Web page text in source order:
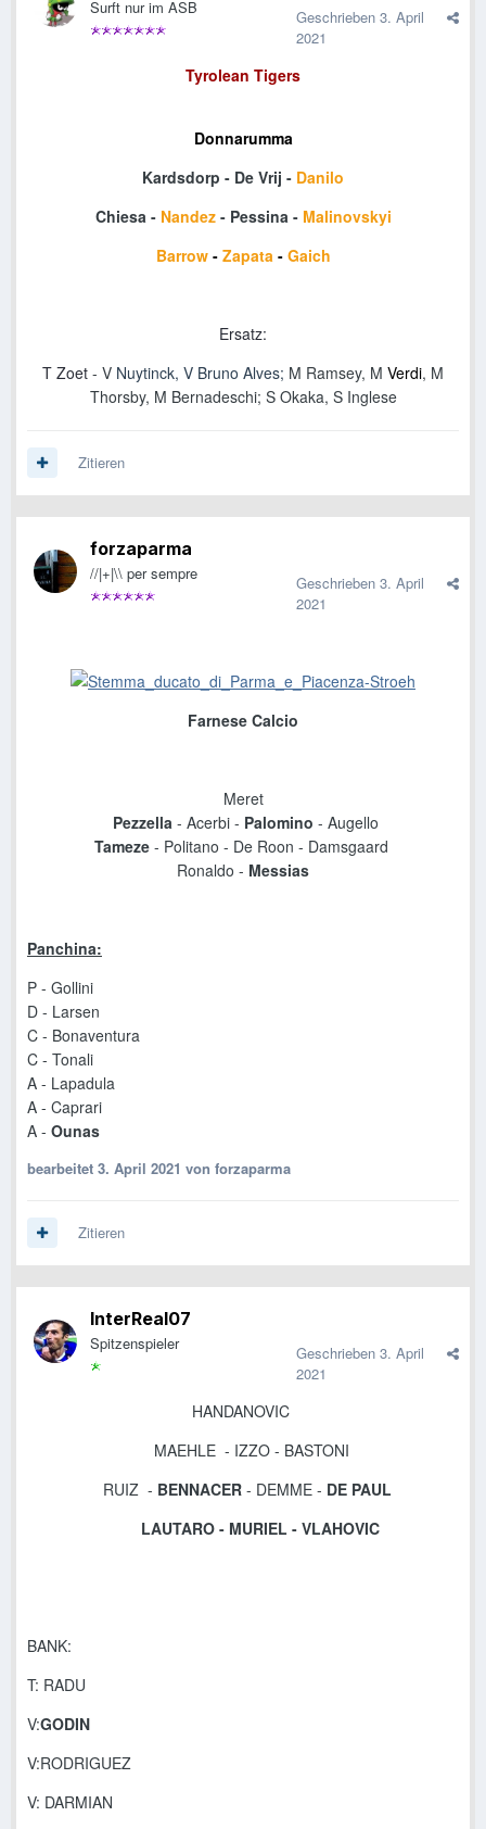
Surft nur im ASB Geschrieben 3. April
2021
Tyrolean Tigers
Donnarumma
Kardsdorp - De Vrij - Danilo
Chiesa - Nandez - Pessina - Malinovskyi
Barrow - Zapata - Gaich
Ersatz:
T Zoet - V Nuytinck, V Bruno Alves; M Ramsey, M Verdi, M
Thorsby, M Bernadeschi; S Okaka, S Inglese
Zitieren
forzaparma
//|+|\\ per sempre Geschrieben 3. April
2021
Farnese Calcio
Meret
Pezzella - Acerbi - Palomino - Augello
Tameze- Politano - De Roon - Damsgaard
Ronaldo - Messias
Panchina:
P - Gollini
D - Larsen
C - Bonaventura
C - Tonali
A - Lapadula
A - Caprari
A - Ounas
bearbeitet 3. April 2021 von forzaparma
Zitieren
InterReal07
Spitzenspieler Geschrieben 3. April
2021
HANDANOVIC
MAEHLE - IZZO - BASTONI
RUIZ - BENNACER - DEMME - DE PAUL
LAUTARO - MURIEL - VLAHOVIC
BANK:
T: RADU
V:GODIN
V:RODRIGUEZ
V: DARMIAN